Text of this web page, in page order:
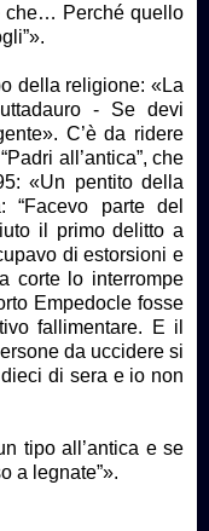
che… Perché quello
della religione: «La
- Se devi
C’è da ridere
all’antica”, che
«Un pentito della
“Facevo parte del
il primo delitto a
di estorsioni e
corte lo interrompe
Empedocle fosse
fallimentare. E il
da uccidere si
di sera e io non
tipo all’antica e se
a legnate”».